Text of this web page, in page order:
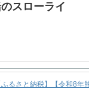
スローライ
ふるさと納税】【令和8年